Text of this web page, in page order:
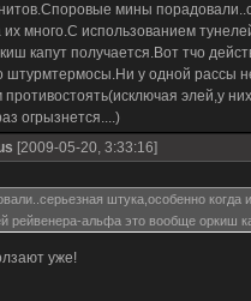
мины
их много.С использованием
капут получается.Вот тчо
у одной рассы
элей,у
огрызнется....)
[2009-05-20, 3:33:16]
штука,особенно когда
рейвенера-альфа это вообще оркиш
уже!